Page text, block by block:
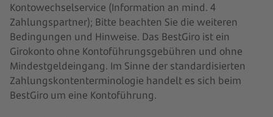
Kontowechselservice (Information an mind. 4
Zahlungspartner); Bitte beachten Sie die weiteren
Bedingungen und Hinweise. Das BestGiro ist ein
Girokonto ohne Kontoführungsgebühren und ohne
Mindestgeldeingang. Im Sinne der standardisierten
Zahlungskontenterminologie handelt es sich beim
BestGiro um eine Kontoführung.